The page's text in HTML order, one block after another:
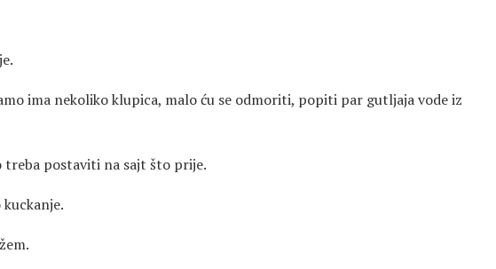
ima nekoliko klupica, malo ću se odmoriti, popiti par gutljaja vode iz
treba postaviti na sajt što prije.